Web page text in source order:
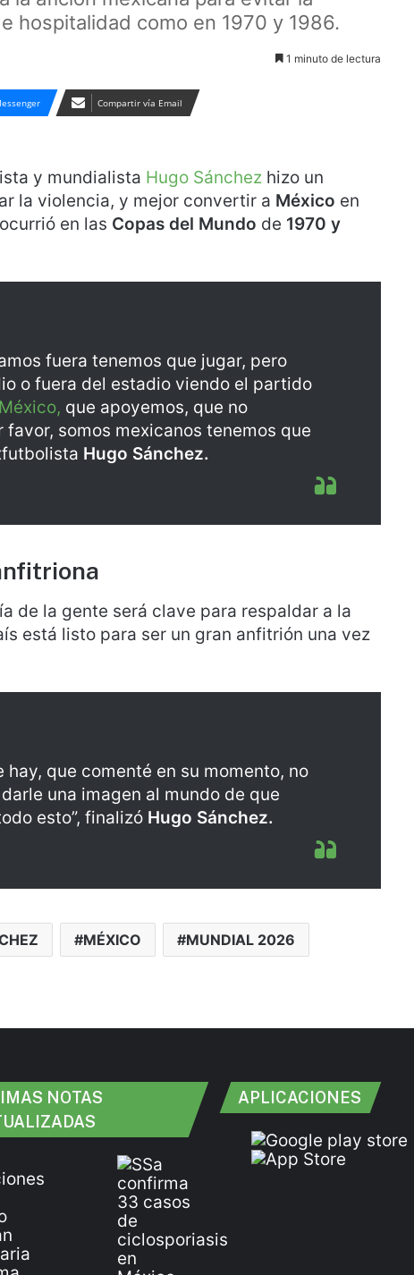
hospitalidad como en 1970 y 1986.
1 minuto de lectura
Compartir vía Email
y mundialista Hugo Sánchez hizo un
la violencia, y mejor convertir a México en
en las Copas del Mundo de 1970 y
fuera tenemos que jugar, pero
o fuera del estadio viendo el partido
México, que apoyemos, que no
somos mexicanos tenemos que
Hugo Sánchez.
de la gente será clave para respaldar a la
está listo para ser un gran anfitrión una vez
que comenté en su momento, no
una imagen al mundo de que
esto”, finalizó Hugo Sánchez.
MÉXICO MUNDIAL 2026
NOTAS
APLICACIONES